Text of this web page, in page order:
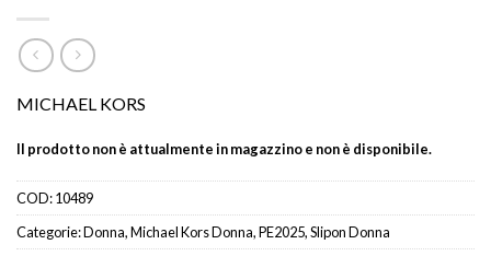
MICHAEL KORS
Il prodotto non è attualmente in magazzino e non è disponibile.
COD:10489
Categorie:Donna,Michael Kors Donna,PE2025,Slipon Donna